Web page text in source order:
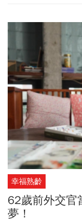
幸福熟齡
62歲前外交官
夢！